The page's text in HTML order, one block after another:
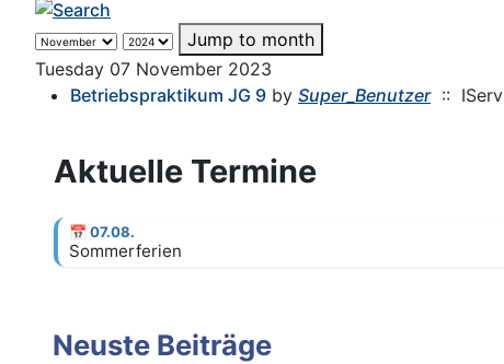
Jump to month
Tuesday 07 November 2023
Betriebspraktikum JG 9 by Super_Benutzer:: IServ
Aktuelle Termine
📅 07.08.
Sommerferien
Neuste Beiträge